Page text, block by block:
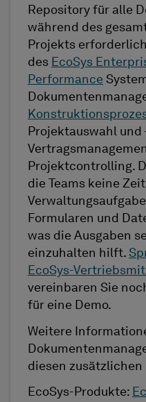
Repository für alle
während des
Projekts
des EcoSys
Performance
Projektauswahl
Projektcontrolling.
die Teams keine
Formularen und
was die Ausgaben
einzuhalten hilft.
EcoSys-
vereinbaren Sie
für eine Demo.
Weitere
diesen zusätzlichen
EcoSys-Produkte: